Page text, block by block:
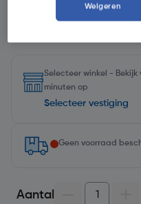
Selecteer winkel -
minuten op
Selecteer vestiging
Geen voorraad
Aantal
Weigeren